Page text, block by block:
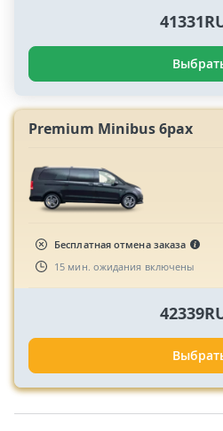
Premium Minibus 6pax
Бесплатная отмена заказа
15 мин. ожидания включены